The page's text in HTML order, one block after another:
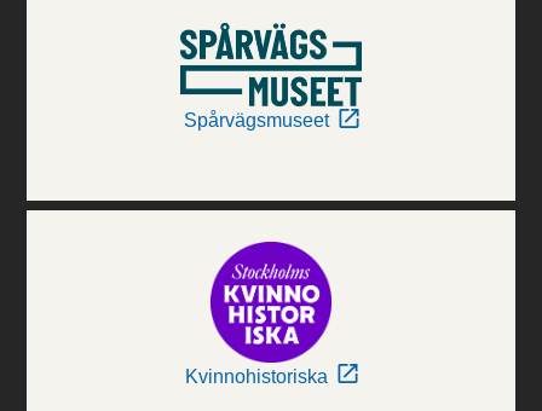
Spårvägsmuseet
Kvinnohistoriska